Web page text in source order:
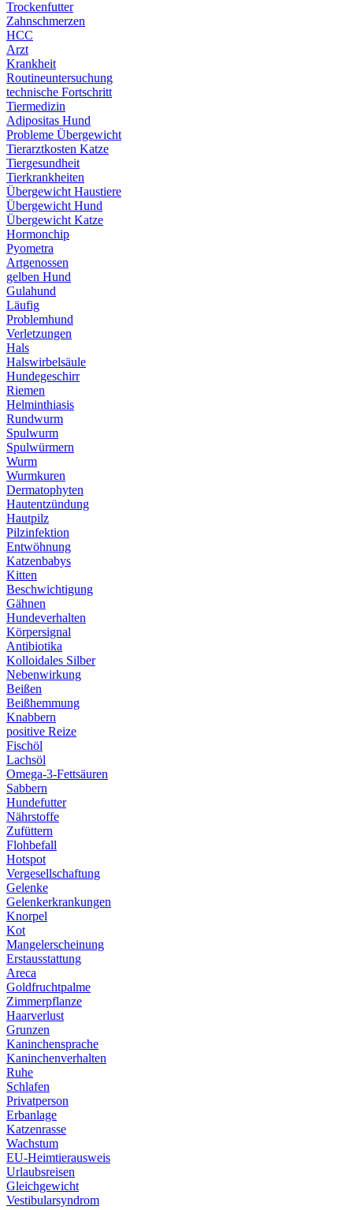
Trockenfutter
Zahnschmerzen
HCC
Arzt
Krankheit
Routineuntersuchung
technische Fortschritt
Tiermedizin
Adipositas Hund
Probleme Übergewicht
Tierarztkosten Katze
Tiergesundheit
Tierkrankheiten
Übergewicht Haustiere
Übergewicht Hund
Übergewicht Katze
Hormonchip
Pyometra
Artgenossen
gelben Hund
Gulahund
Läufig
Problemhund
Verletzungen
Hals
Halswirbelsäule
Hundegeschirr
Riemen
Helminthiasis
Rundwurm
Spulwurm
Spulwürmern
Wurm
Wurmkuren
Dermatophyten
Hautentzündung
Hautpilz
Pilzinfektion
Entwöhnung
Katzenbabys
Kitten
Beschwichtigung
Gähnen
Hundeverhalten
Körpersignal
Antibiotika
Kolloidales Silber
Nebenwirkung
Beißen
Beißhemmung
Knabbern
positive Reize
Fischöl
Lachsöl
Omega-3-Fettsäuren
Sabbern
Hundefutter
Nährstoffe
Zufüttern
Flohbefall
Hotspot
Vergesellschaftung
Gelenke
Gelenkerkrankungen
Knorpel
Kot
Mangelerscheinung
Erstausstattung
Areca
Goldfruchtpalme
Zimmerpflanze
Haarverlust
Grunzen
Kaninchensprache
Kaninchenverhalten
Ruhe
Schlafen
Privatperson
Erbanlage
Katzenrasse
Wachstum
EU-Heimtierausweis
Urlaubsreisen
Gleichgewicht
Vestibularsyndrom